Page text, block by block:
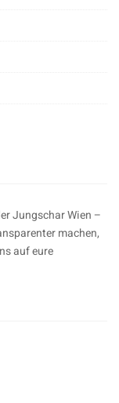
Jungschar Wien –
machen,
auf eure